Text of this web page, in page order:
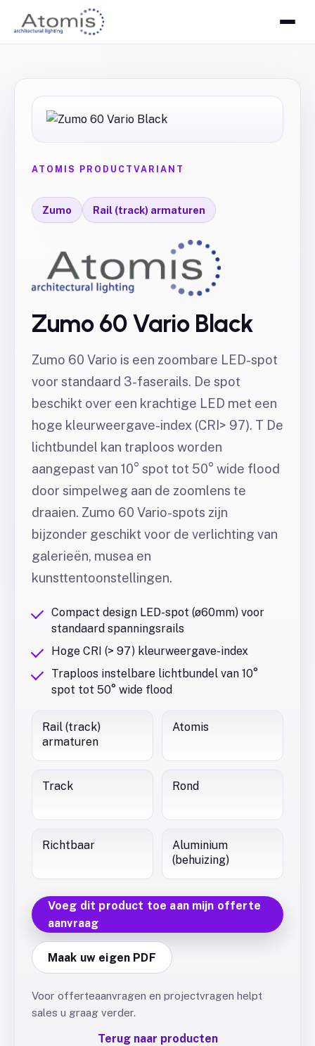
ATOMIS PRODUCTVARIANT
Zumo Rail (track) armaturen
Zumo 60 Vario Black
Zumo 60 Vario is een zoombare LED-spot
voor standaard 3-faserails. De spot
beschikt over een krachtige LED met een
hoge kleurweergave-index (CRI> 97). T De
lichtbundel kan traploos worden
aangepast van 10° spot tot 50° wide flood
door simpelweg aan de zoomlens te
draaien. Zumo 60 Vario-spots zijn
bijzonder geschikt voor de verlichting van
galerieën, musea en
kunsttentoonstellingen.
Compact design LED-spot (ø60mm) voor
standaard spanningsrails
Hoge CRI (> 97) kleurweergave-index
Traploos instelbare lichtbundel van 10°
spot tot 50° wide flood
Rail (track)
armaturen
Atomis
Track Rond
Richtbaar
Aluminium
(behuizing)
Voeg dit product toe aan mijn offerte
aanvraag
Maak uw eigen PDF
Voor offerteaanvragen en projectvragen helpt
sales u graag verder.
Terug naar producten